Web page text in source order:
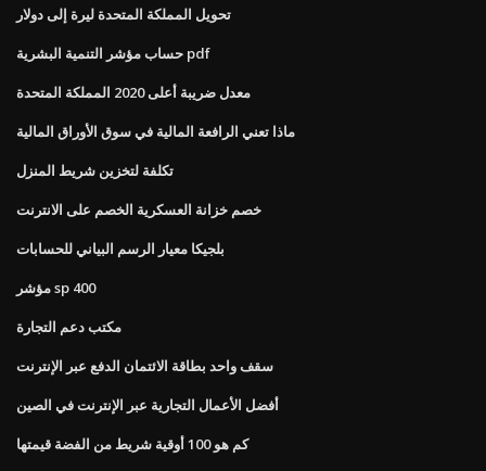
تحويل المملكة المتحدة ليرة إلى دولار
حساب مؤشر التنمية البشرية pdf
معدل ضريبة أعلى 2020 المملكة المتحدة
ماذا تعني الرافعة المالية في سوق الأوراق المالية
تكلفة لتخزين شريط المنزل
خصم خزانة العسكرية الخصم على الانترنت
بلجيكا معيار الرسم البياني للحسابات
مؤشر sp 400
مكتب دعم التجارة
سقف واحد بطاقة الائتمان الدفع عبر الإنترنت
أفضل الأعمال التجارية عبر الإنترنت في الصين
كم هو 100 أوقية شريط من الفضة قيمتها